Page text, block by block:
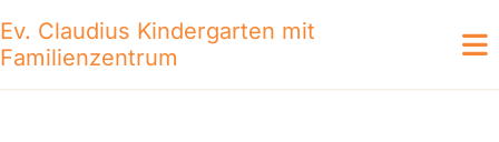
Ev. Claudius Kindergarten mit
Familienzentrum